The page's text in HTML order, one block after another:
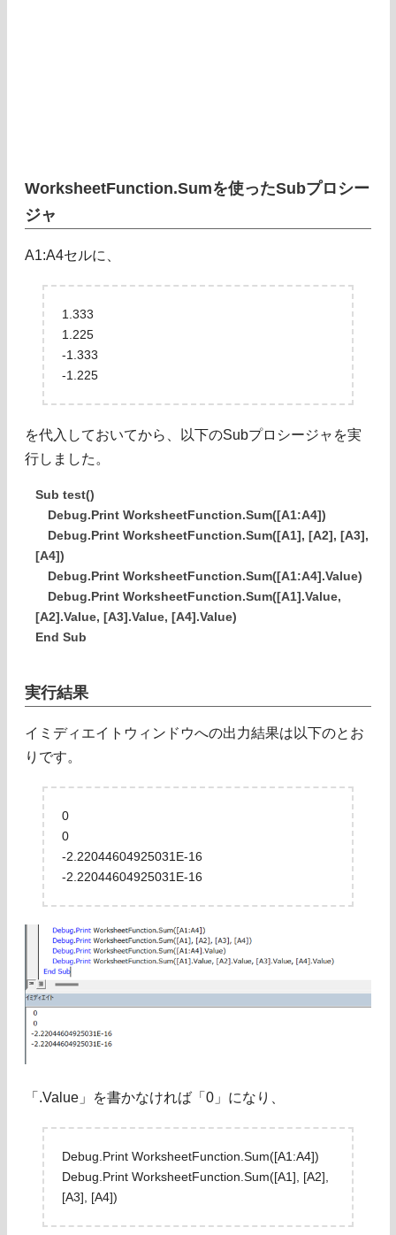
WorksheetFunction.Sumを使ったSubプロシー
ジャ
A1:A4セルに、
1.333
1.225
-1.333
-1.225
を代入しておいてから、以下のSubプロシージャを実
行しました。
Sub test()
Debug.Print WorksheetFunction.Sum([A1:A4])
Debug.Print WorksheetFunction.Sum([A1], [A2], [A3],
[A4])
Debug.Print WorksheetFunction.Sum([A1:A4].Value)
Debug.Print WorksheetFunction.Sum([A1].Value,
[A2].Value, [A3].Value, [A4].Value)
End Sub
実行結果
イミディエイトウィンドウへの出力結果は以下のとお
りです。
0
0
-2.22044604925031E-16
-2.22044604925031E-16
「.Value」を書かなければ「0」になり、
Debug.Print WorksheetFunction.Sum([A1:A4])
Debug.Print WorksheetFunction.Sum([A1], [A2],
[A3], [A4])